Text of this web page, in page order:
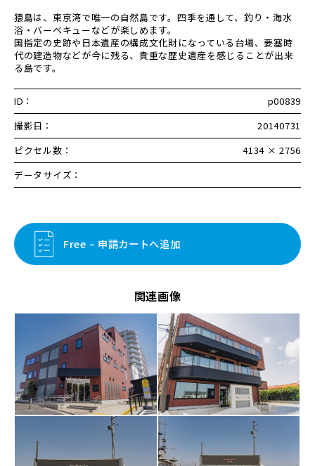
猿島は、東京湾で唯一の自然島です。四季を通して、釣り・海水
浴・バーベキューなどが楽しめます。
国指定の史跡や日本遺産の構成文化財になっている台場、要塞時
代の建造物などが今に残る、貴重な歴史遺産を感じることが出来
る島です。
ID：
p00839
撮影日：
20140731
ピクセル数：
4134 × 2756
データサイズ：
Free – 申請カートへ追加
関連画像